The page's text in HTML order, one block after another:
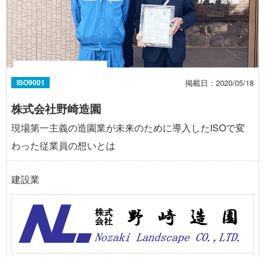
ISO9001 掲載日：2020/05/18
株式会社野崎造園
現場第一主義の造園業が未来のために導入したISOで変
わった従業員の想いとは
建設業